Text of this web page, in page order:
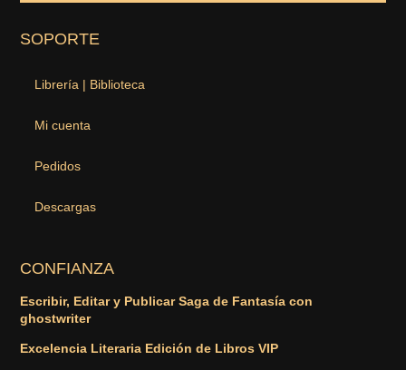
SOPORTE
Librería | Biblioteca
Mi cuenta
Pedidos
Descargas
CONFIANZA
Escribir, Editar y Publicar Saga de Fantasía con
ghostwriter
Excelencia Literaria Edición de Libros VIP